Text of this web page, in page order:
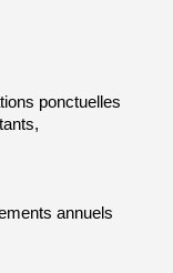
ponctuelles
annuels